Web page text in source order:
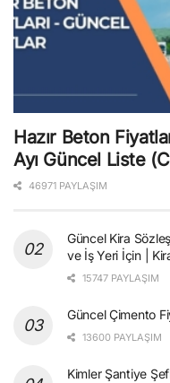
Hazır Beton
Ayı Güncel Liste
46971 PAYLAŞIM
Güncel Kira
ve İş Yeri İçin |
15747 PAYLAŞIM
Güncel Çimento
13600 PAYLAŞIM
Kimler Şantiye